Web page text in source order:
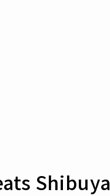
Shibuya